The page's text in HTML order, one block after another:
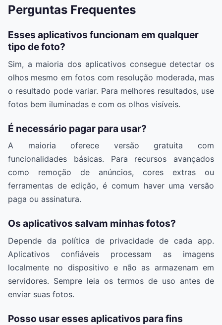
Perguntas Frequentes
Esses aplicativos funcionam em qualquer
tipo de foto?
Sim, a maioria dos aplicativos consegue detectar os
olhos mesmo em fotos com resolução moderada, mas
o resultado pode variar. Para melhores resultados, use
fotos bem iluminadas e com os olhos visíveis.
É necessário pagar para usar?
A maioria oferece versão gratuita com
funcionalidades básicas. Para recursos avançados
como remoção de anúncios, cores extras ou
ferramentas de edição, é comum haver uma versão
paga ou assinatura.
Os aplicativos salvam minhas fotos?
Depende da política de privacidade de cada app.
Aplicativos confiáveis processam as imagens
localmente no dispositivo e não as armazenam em
servidores. Sempre leia os termos de uso antes de
enviar suas fotos.
Posso usar esses aplicativos para fins